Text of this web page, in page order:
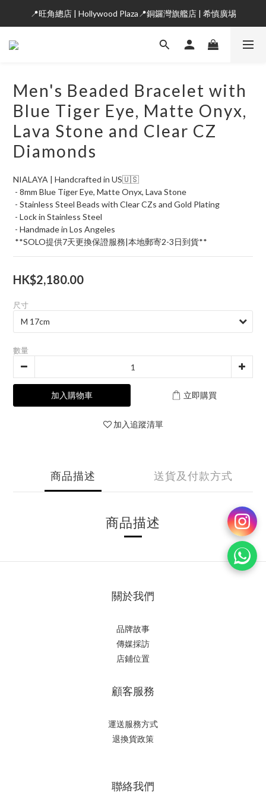
📍旺角總店 | Hollywood Plaza📍銅鑼灣旗艦店 | 希慎廣埸
Men's Beaded Bracelet with
Blue Tiger Eye, Matte Onyx,
Lava Stone and Clear CZ
Diamonds
NIALAYA | Handcrafted in US🇺🇸
- 8mm Blue Tiger Eye, Matte Onyx, Lava Stone
- Stainless Steel Beads with Clear CZs and Gold Plating
- Lock in Stainless Steel
- Handmade in Los Angeles
**SOLO提供7天更換保證服務|本地郵寄2-3日到貨**
HK$2,180.00
尺寸
數量
加入購物車 立即購買
加入追蹤清單
商品描述 送貨及付款方式
商品描述
關於我們
品牌故事
傳媒採訪
店鋪位置
顧客服務
運送服務方式
退換貨政策
聯絡我們